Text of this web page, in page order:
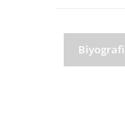
Biyografi